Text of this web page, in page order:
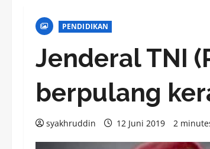
PENDIDIKAN
Jenderal TNI
berpulang
syakhruddin 12 Juni 2019 2